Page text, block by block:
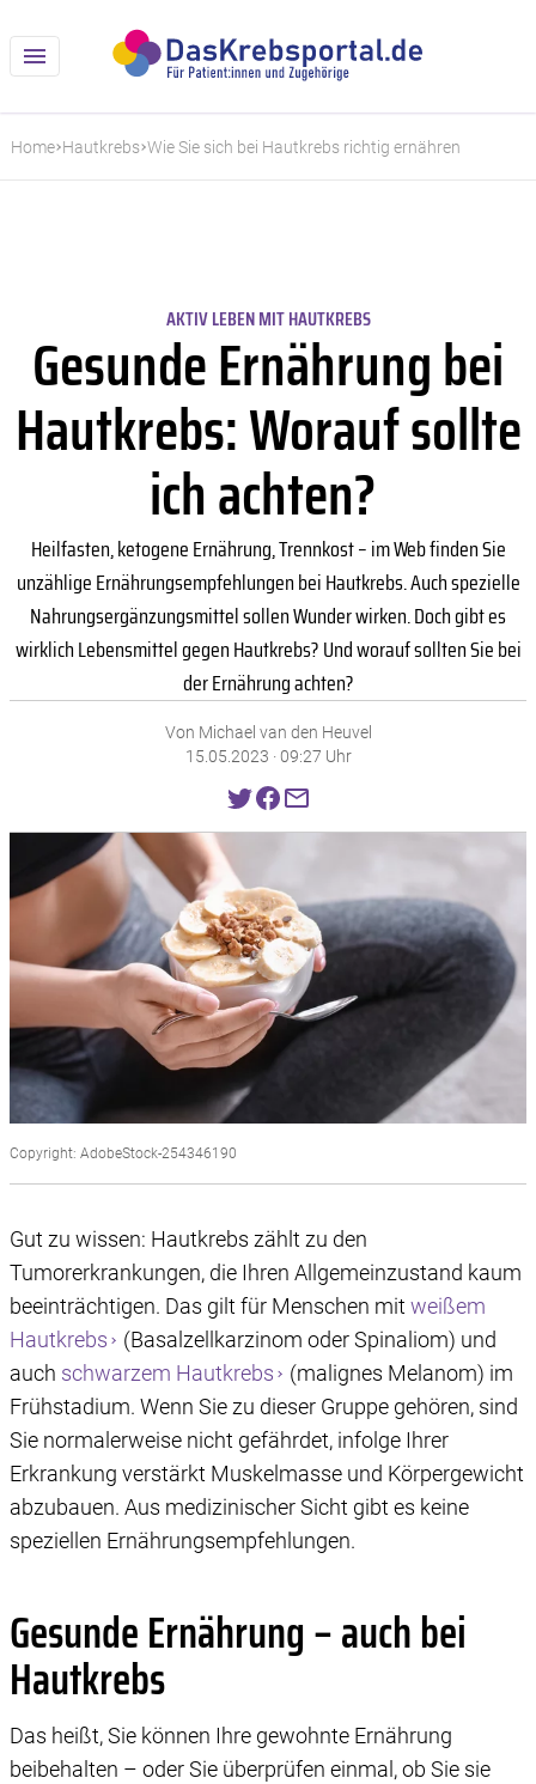
Home Hautkrebs Wie Sie sich bei Hautkrebs richtig ernähren
AKTIV LEBEN MIT HAUTKREBS
Gesunde Ernährung bei
Hautkrebs: Worauf sollte
ich achten?
Heilfasten, ketogene Ernährung, Trennkost – im Web finden Sie
unzählige Ernährungsempfehlungen bei Hautkrebs. Auch spezielle
Nahrungsergänzungsmittel sollen Wunder wirken. Doch gibt es
wirklich Lebensmittel gegen Hautkrebs? Und worauf sollten Sie bei
der Ernährung achten?
Von Michael van den Heuvel
15.05.2023 · 09:27 Uhr
Copyright: AdobeStock-254346190
Gut zu wissen: Hautkrebs zählt zu den
Tumorerkrankungen, die Ihren Allgemeinzustand kaum
beeinträchtigen. Das gilt für Menschen mit weißem
Hautkrebs
(Basalzellkarzinom oder Spinaliom) und
auch schwarzem Hautkrebs
(malignes Melanom) im
Frühstadium. Wenn Sie zu dieser Gruppe gehören, sind
Sie normalerweise nicht gefährdet, infolge Ihrer
Erkrankung verstärkt Muskelmasse und Körpergewicht
abzubauen. Aus medizinischer Sicht gibt es keine
speziellen Ernährungsempfehlungen.
Gesunde Ernährung – auch bei
Hautkrebs
Das heißt, Sie können Ihre gewohnte Ernährung
beibehalten – oder Sie überprüfen einmal, ob Sie sie